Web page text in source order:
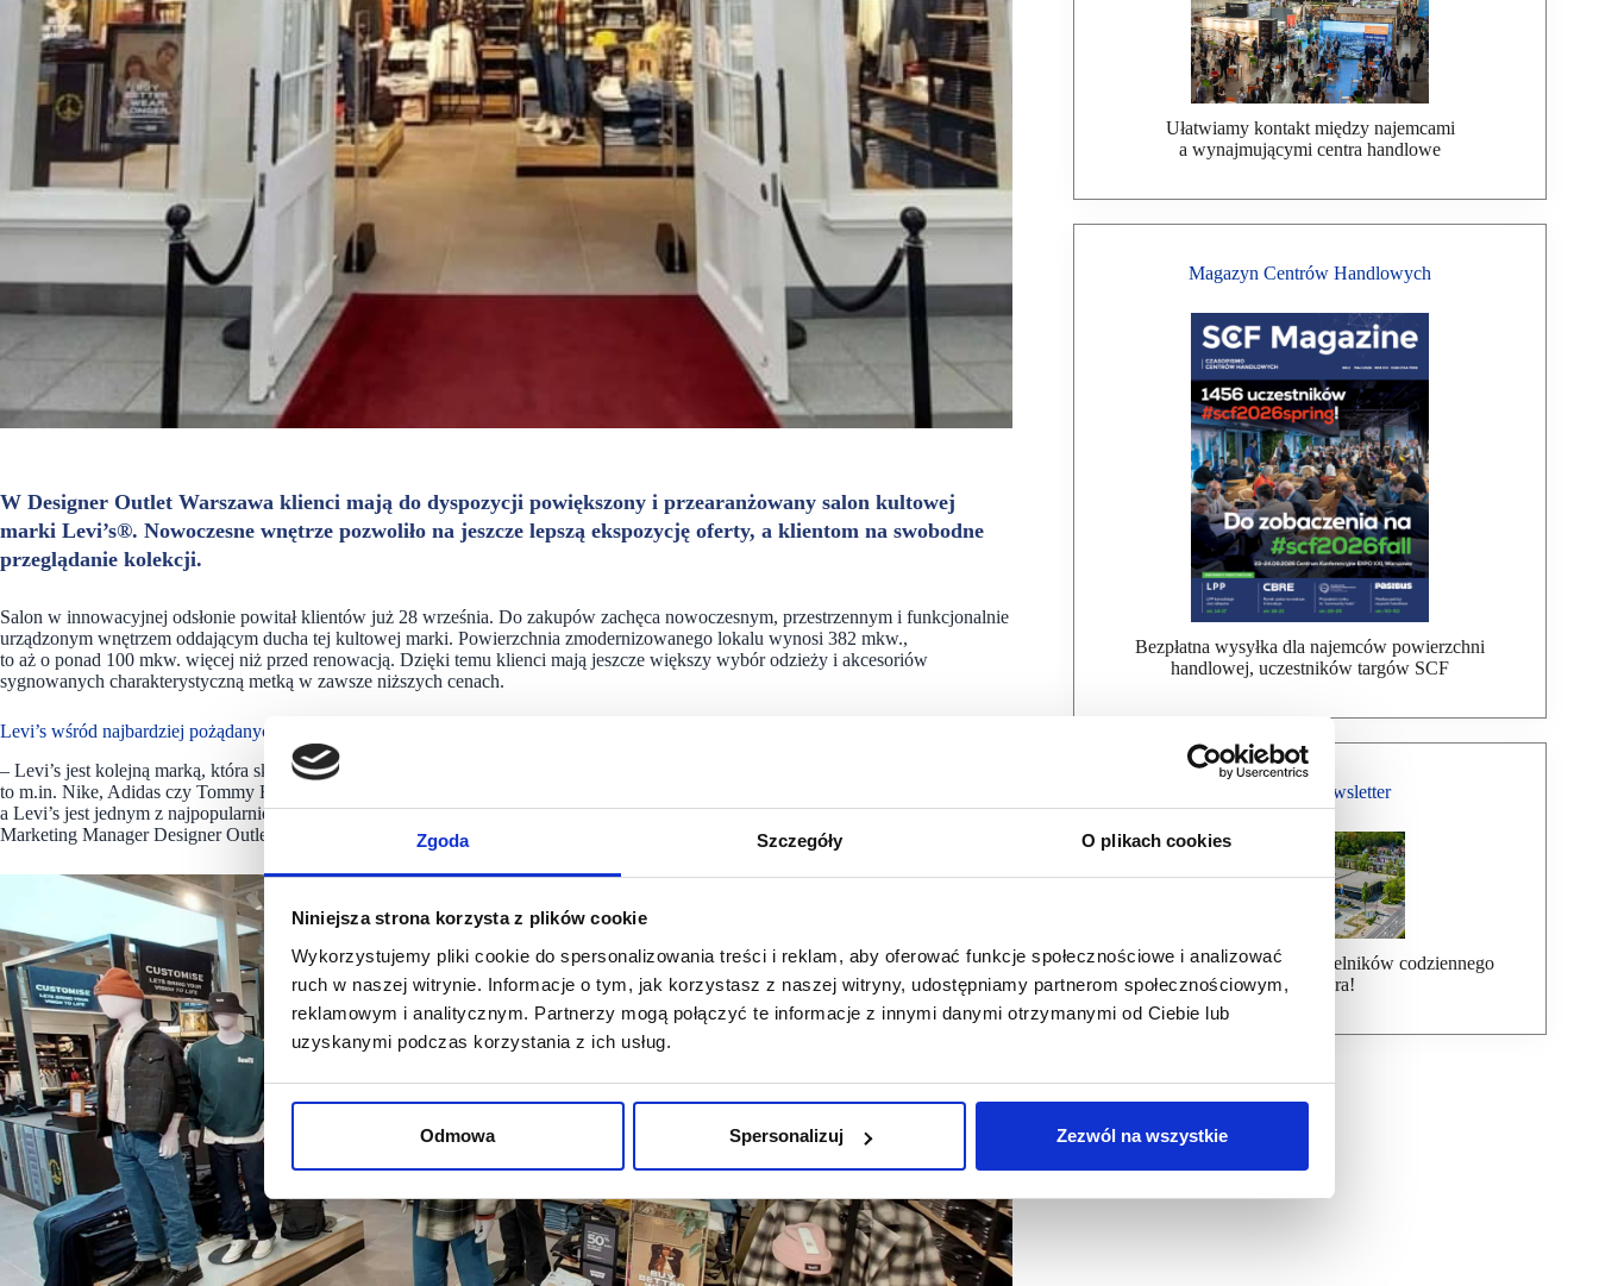
Zgoda Szczegóły O plikach cookies
Niniejsza strona korzysta z plików cookie
Wykorzystujemy pliki cookie do spersonalizowania treści i reklam, aby oferować funkcje społecznościowe i analizować
ruch w naszej witrynie. Informacje o tym, jak korzystasz z naszej witryny, udostępniamy partnerom społecznościowym,
reklamowym i analitycznym. Partnerzy mogą połączyć te informacje z innymi danymi otrzymanymi od Ciebie lub
uzyskanymi podczas korzystania z ich usług.
Odmowa Spersonalizuj Zezwól na wszystkie
W Designer Outlet Warszawa klienci mają do dyspozycji powiększony i przearanżowany salon kultowej
marki Levi’s®. Nowoczesne wnętrze pozwoliło na jeszcze lepszą ekspozycję oferty, a klientom na swobodne
przeglądanie kolekcji.
Salon w innowacyjnej odsłonie powitał klientów już 28 września. Do zakupów zachęca nowoczesnym, przestrzennym i funkcjonalnie
urządzonym wnętrzem oddającym ducha tej kultowej marki. Powierzchnia zmodernizowanego lokalu wynosi 382 mkw.,
to aż o ponad 100 mkw. więcej niż przed renowacją. Dzięki temu klienci mają jeszcze większy wybór odzieży i akcesoriów
sygnowanych charakterystyczną metką w zawsze niższych cenach.
Levi’s wśród najbardziej pożądanych marek
– Levi’s jest kolejną marką, która skorzystała z możliwości powiększenia salonu w Designer Outlet Warszawa. Wcześniej zrobiły
to m.in. Nike, Adidas czy Tommy Hilfiger. Bardzo nas cieszy kiedy nasi najemcy rozwijają sprzedaż właśnie w naszych obiektach,
a Levi’s jest jednym z najpopularniejszych salonów od dawna obecny w podwarszawskim centrum – mówi Agnieszka Kuś, Senior
Marketing Manager Designer Outlet Warszawa, ROS Retail Outlet Shopping.
Ułatwiamy kontakt między najemcami
a wynajmującymi centra handlowe
Magazyn Centrów Handlowych
Bezpłatna wysyłka dla najemców powierzchni
handlowej, uczestników targów SCF
Bezpłatny Newsletter
Dołącz do ponad 7000 czytelników codziennego
newslettera!